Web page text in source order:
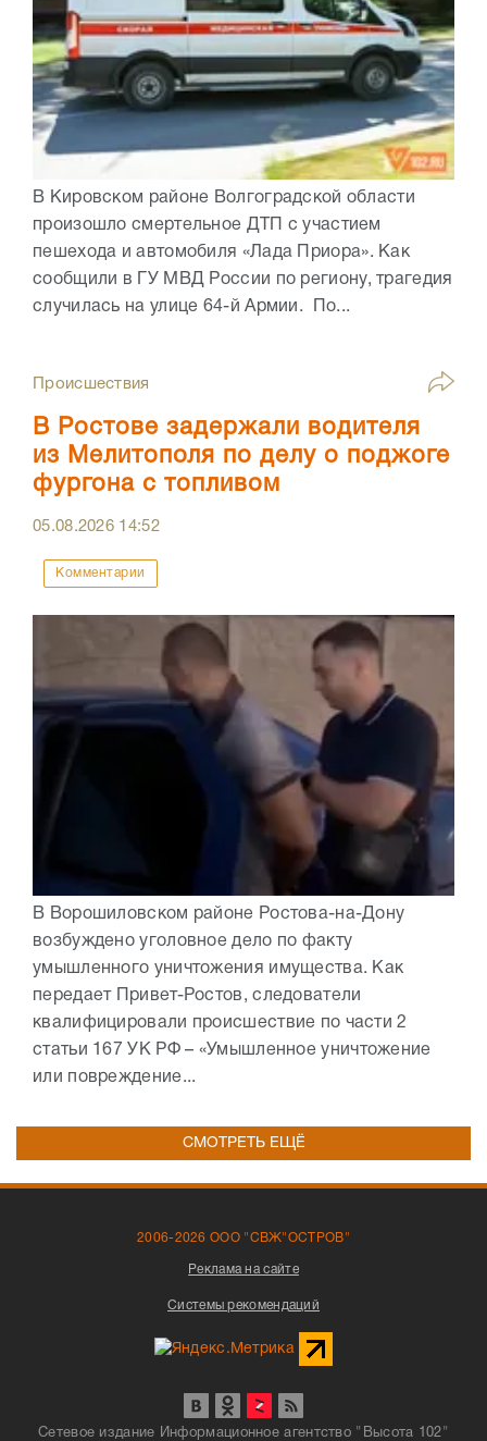
В Кировском районе Волгоградской области
произошло смертельное ДТП с участием
пешехода и автомобиля «Лада Приора». Как
сообщили в ГУ МВД России по региону, трагедия
случилась на улице 64-й Армии. По...
Происшествия
В Ростове задержали водителя
из Мелитополя по делу о поджоге
фургона с топливом
05.08.2026 14:52
Комментарии
В Ворошиловском районе Ростова-на-Дону
возбуждено уголовное дело по факту
умышленного уничтожения имущества. Как
передает Привет-Ростов, следователи
квалифицировали происшествие по части 2
статьи 167 УК РФ – «Умышленное уничтожение
или повреждение...
СМОТРЕТЬ ЕЩЁ
2006-2026 ООО "СВЖ"ОСТРОВ"
Реклама на сайте
Системы рекомендаций
Сетевое издание Информационное агентство "Высота 102"